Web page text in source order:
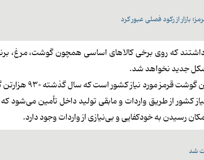
که روی برخی کالاهای اساسی همچون گوشت، مرغ،
جدید نخواهد شد.
بنابر آمار سالانه یک
کنونی ۱۰ تا ۱۵ درصد کسری نیاز کشور از طریق واردات و مابقی تولید داخل
رسیدن به خودکفایی و بی‌نیازی از واردات وجود دارد.
شد